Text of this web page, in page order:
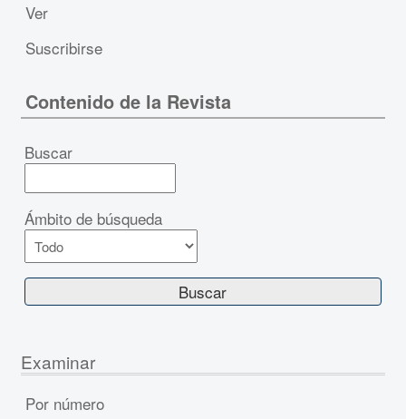
Ver
Suscribirse
Contenido de la Revista
Buscar
Ámbito de búsqueda
Examinar
Por número